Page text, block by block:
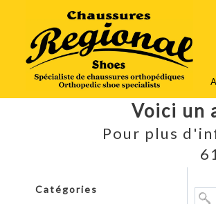
Voici un
Pour plus
Catégories